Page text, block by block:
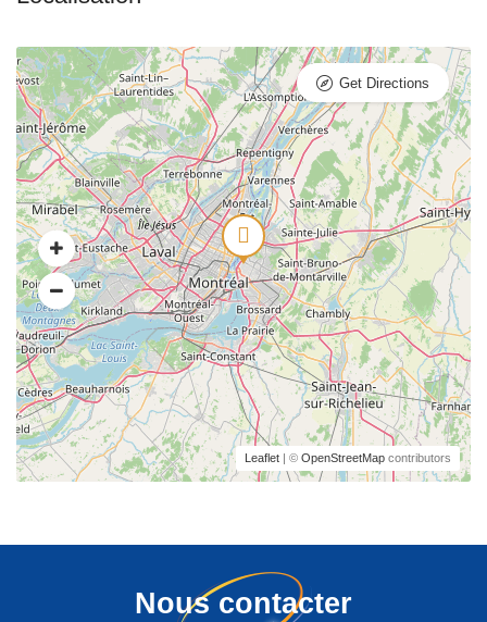
Leaflet | © OpenStreetMap contributors
Get Directions
Nous contacter